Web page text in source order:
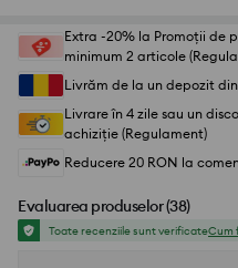
Extra -20% la Promoții de
minimum 2 articole
Livrăm de la un depozit
Livrare în 4 zile sau un
achiziție (Regulament)
Reducere 20 RON la
Evaluarea produselor(38)
Toate recenziile sunt verificateCum